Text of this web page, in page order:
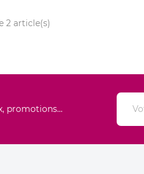
2 article(s)
promotions...